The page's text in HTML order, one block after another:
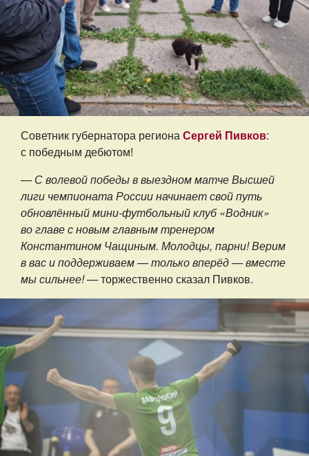
Советник губернатора регионаСергей Пивков:
с победным дебютом!
— С волевой победы в выездном матче Высшей
лиги чемпионата России начинает свой путь
обновлённый мини-футбольный клуб «Водник»
во главе с новым главным тренером
Константином Чащиным. Молодцы, парни! Верим
в вас и поддерживаем — только вперёд — вместе
мы сильнее!— торжественно сказал Пивков.